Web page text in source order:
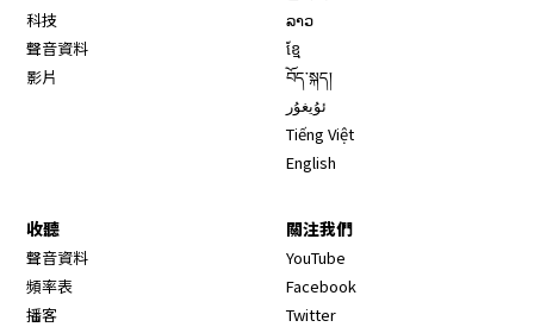
科技
聲音資料
影片
ລາວ
ខ្មែ
བོད་སྐད།
ئۇيغۇر
Tiếng Việt
English
收聽
聲音資料
頻率表
播客
關注我們
YouTube
Facebook
Twitter